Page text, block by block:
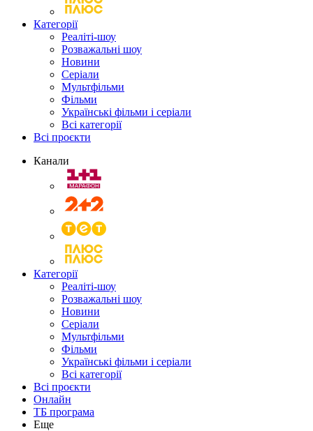
Категорії
Реаліті-шоу
Розважальні шоу
Новини
Серіали
Мультфільми
Фільми
Українські фільми і серіали
Всі категорії
Всі проєкти
Канали
Категорії
Реаліті-шоу
Розважальні шоу
Новини
Серіали
Мультфільми
Фільми
Українські фільми і серіали
Всі категорії
Всі проєкти
Онлайн
ТБ програма
Еще